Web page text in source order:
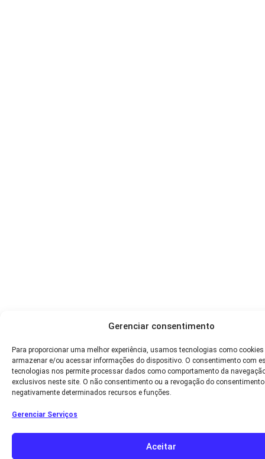
Gerenciar consentimento
Para proporcionar uma melhor experiência, usamos tecnologias como cookies
armazenar e/ou acessar informações do dispositivo. O consentimento com
tecnologias nos permite processar dados como comportamento da
exclusivos neste site. O não consentimento ou a revogação do
negativamente determinados recursos e funções.
Gerenciar Serviços
Aceitar